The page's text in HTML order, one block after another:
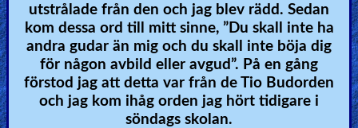
utstrålade från den och jag blev rädd. Sedan
kom dessa ord till mitt sinne, ”Du skall inte ha
andra gudar än mig och du skall inte böja dig
för någon avbild eller avgud”. På en gång
förstod jag att detta var från de Tio Budorden
och jag kom ihåg orden jag hört tidigare i
söndags skolan.